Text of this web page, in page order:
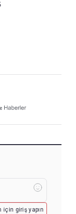
için giriş yapın